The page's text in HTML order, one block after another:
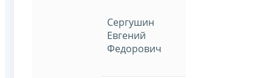
Сергушин
Евгений
Федорович